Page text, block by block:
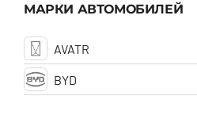
МАРКИ АВТОМОБИЛЕЙ
AVATR
BYD